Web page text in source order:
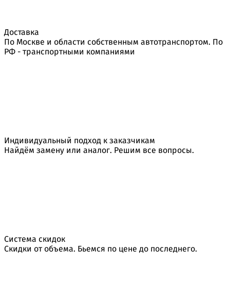
Доставка
По Москве и области собственным автотранспортом. По
РФ - транспортными компаниями
Индивидуальный подход к заказчикам
Найдём замену или аналог. Решим все вопросы.
Система скидок
Скидки от объема. Бьемся по цене до последнего.